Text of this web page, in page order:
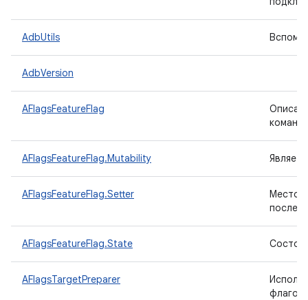
AdbUtils
AdbVersion
AFlagsFeatureFlag
AFlagsFeatureFlag.Mutability
AFlagsFeatureFlag.Setter
Место,
AFlagsFeatureFlag.State
AFlagsTargetPreparer
флагов